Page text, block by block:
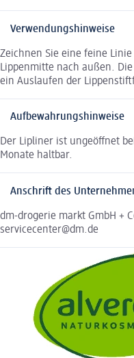
Verwendungshinweise
Zeichnen Sie eine feine
Lippenmitte nach außen.
ein Auslaufen der
Aufbewahrungshinweise
Der Lipliner ist ungeöffnet
Monate haltbar.
Anschrift des
dm-drogerie markt GmbH +
servicecenter@dm.de